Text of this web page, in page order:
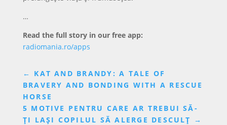
…
Read the full story in our free app:
radiomania.ro/apps
← KAT AND BRANDY: A TALE OF
BRAVERY AND BONDING WITH A RESCUE
HORSE
5 MOTIVE PENTRU CARE AR TREBUI SĂ-
ȚI LAȘI COPILUL SĂ ALERGE DESCULȚ →